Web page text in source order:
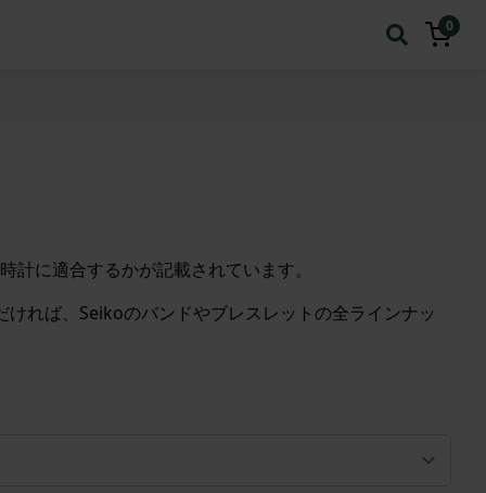
0
に適合するかが記載されています。
れば、Seikoのバンドやブレスレットの全ラインナッ